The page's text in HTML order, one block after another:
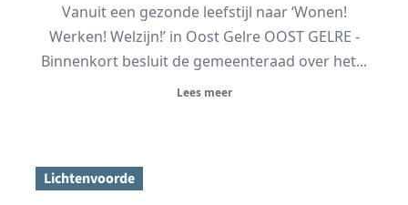
Vanuit een gezonde leefstijl naar ‘Wonen!
Werken! Welzijn!’ in Oost Gelre OOST GELRE -
Binnenkort besluit de gemeenteraad over het...
Lees meer
Lichtenvoorde